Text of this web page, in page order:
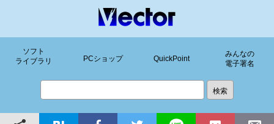
ソフト
ライブラリ
PCショップ QuickPoint
みんなの
電子署名